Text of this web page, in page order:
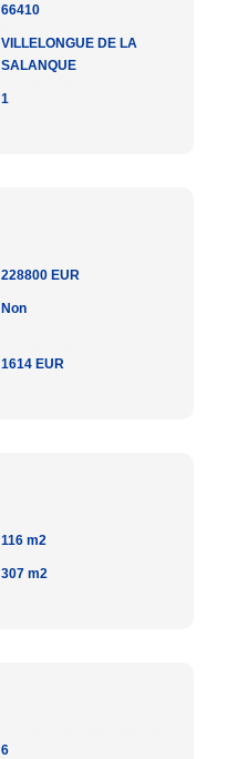
66410
VILLELONGUE DE LA
SALANQUE
1
228800 EUR
Non
1614 EUR
116 m2
307 m2
6